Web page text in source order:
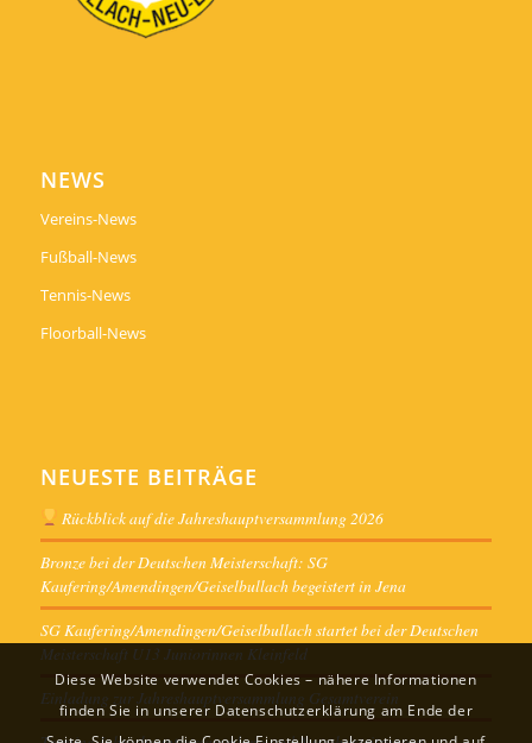
NEWS
Vereins-News
Fußball-News
Tennis-News
Floorball-News
NEUESTE BEITRÄGE
Rückblick auf die Jahreshauptversammlung 2026
Bronze bei der Deutschen Meisterschaft: SG
Kaufering/Amendingen/Geiselbullach begeistert in Jena
SG Kaufering/Amendingen/Geiselbullach startet bei der Deutschen
Meisterschaft U13 Juniorinnen Kleinfeld
Einladung zur Jahreshauptversammlung Gesamtverein
Diese Website verwendet Cookies – nähere Informationen
finden Sie in unserer Datenschutzerklärung am Ende der